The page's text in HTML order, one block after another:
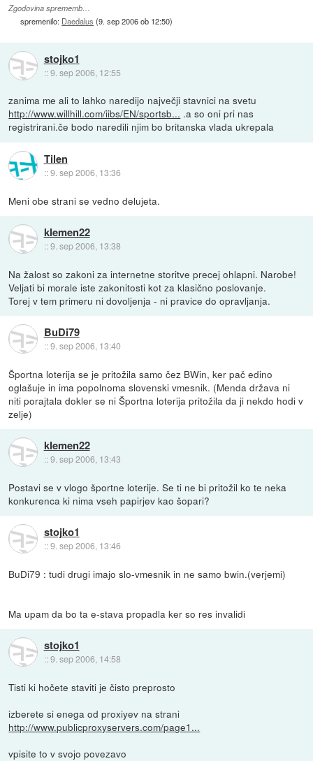
Zgodovina sprememb…
spremenilo: Daedalus (9. sep 2006 ob 12:50)
stojko1
::9. sep 2006, 12:55
zanima me ali to lahko naredijo največji stavnici na svetu
http://www.willhill.com/iibs/EN/sportsb... .a so oni pri nas
registrirani.če bodo naredili njim bo britanska vlada ukrepala
Tilen
::9. sep 2006, 13:36
Meni obe strani se vedno delujeta.
klemen22
::9. sep 2006, 13:38
Na žalost so zakoni za internetne storitve precej ohlapni. Narobe!
Veljati bi morale iste zakonitosti kot za klasično poslovanje.
Torej v tem primeru ni dovoljenja - ni pravice do opravljanja.
BuDi79
::9. sep 2006, 13:40
Športna loterija se je pritožila samo čez BWin, ker pač edino
oglašuje in ima popolnoma slovenski vmesnik. (Menda država ni
niti porajtala dokler se ni Športna loterija pritožila da ji nekdo hodi v
zelje)
klemen22
::9. sep 2006, 13:43
Postavi se v vlogo športne loterije. Se ti ne bi pritožil ko te neka
konkurenca ki nima vseh papirjev kao šopari?
stojko1
::9. sep 2006, 13:46
BuDi79 : tudi drugi imajo slo-vmesnik in ne samo bwin.(verjemi)
Ma upam da bo ta e-stava propadla ker so res invalidi
stojko1
::9. sep 2006, 14:58
Tisti ki hočete staviti je čisto preprosto
izberete si enega od proxiyev na strani
http://www.publicproxyservers.com/page1...
vpisite to v svojo povezavo